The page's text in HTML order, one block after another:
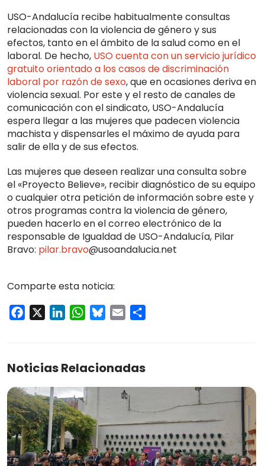
USO-Andalucía recibe habitualmente consultas
relacionadas con la violencia de género y sus
efectos, tanto en el ámbito de la salud como en el
laboral. De hecho, USO cuenta con un servicio jurídico
gratuito orientado a los casos de discriminación
laboral por razón de sexo, que en ocasiones deriva en
violencia sexual. Por este y el resto de canales de
comunicación con el sindicato, USO-Andalucía
espera llegar a las mujeres que padecen violencia
machista y dispensarles el máximo de ayuda para
salir de ella y de sus efectos.
Las mujeres que deseen realizar una consulta sobre
el «Proyecto Believe», recibir diagnóstico de su equipo
o cualquier otra petición de información sobre este y
otros programas contra la violencia de género,
pueden hacerlo en el correo electrónico de la
responsable de Igualdad de USO-Andalucía, Pilar
Bravo: pilar.bravo@usoandalucia.net
Comparte esta noticia:
Facebook LinkedInWhatsApp
Bluesky
Email
Noticias Relacionadas